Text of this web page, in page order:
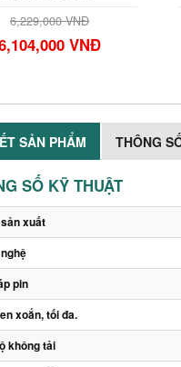
VNĐ
VNĐ
SẢN PHẨM THÔNG
SỐ KỸ THUẬT
xuất
pin
xoắn, tối đa.
không tải